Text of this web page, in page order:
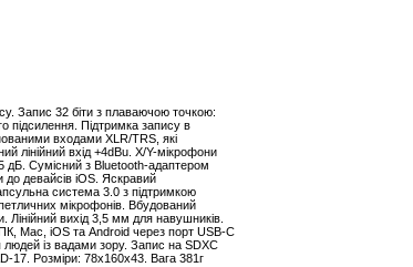
Запис 32 біти з плаваючою точкою:
підсилення. Підтримка запису в
входами XLR/TRS, які
лінійний вхід +4dBu. X/Y-мікрофони
дБ. Сумісний з Bluetooth-адаптером
до девайсів iOS. Яскравий
система 3.0 з підтримкою
мікрофонів. Вбудований
Лінійний вихід 3,5 мм для навушників.
Mac, iOS та Android через порт USB-C
людей із вадами зору. Запис на SDXC
17. Розміри: 78х160х43. Вага 381г